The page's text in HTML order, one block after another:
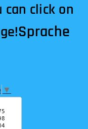
can click on
Sprache
▼